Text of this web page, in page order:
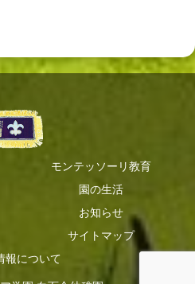
モンテッソーリ教育
園の生活
お知らせ
サイトマップ
報について